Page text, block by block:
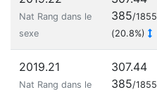
Nat Rang dans le
sexe
385/1855
(20.8%)
2019.21
Nat Rang dans le
307.44
385/1855